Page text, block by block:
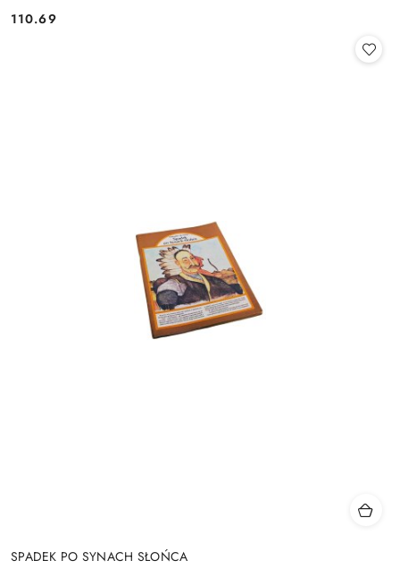
Cena:
110.69
SPADEK PO SYNACH SŁOŃCA